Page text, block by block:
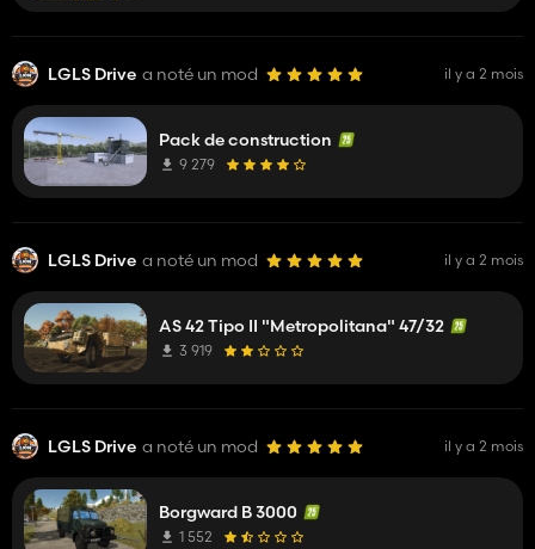
LGLS Drive a noté un mod il y a 2 mois
Pack de construction
9 279
LGLS Drive a noté un mod il y a 2 mois
AS 42 Tipo II "Metropolitana" 47/32
3 919
LGLS Drive a noté un mod il y a 2 mois
Borgward B 3000
1 552